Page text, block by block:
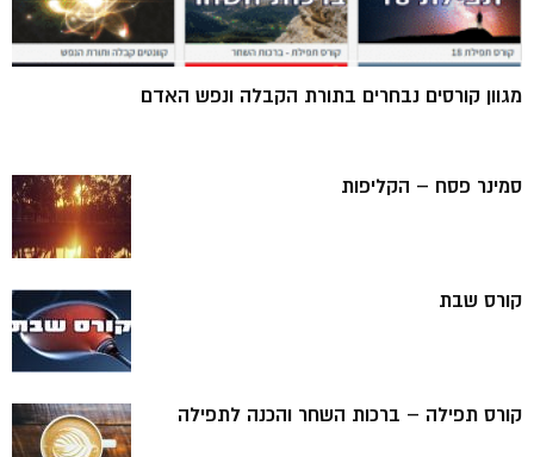
מגוון קורסים נבחרים בתורת הקבלה ונפש האדם
סמינר פסח – הקליפות
קורס שבת
קורס תפילה – ברכות השחר והכנה לתפילה